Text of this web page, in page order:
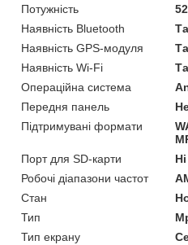
Потужність
Наявність Bluetooth
Наявність GPS-модуля
Наявність Wi-Fi
Операційна система
Передня панель
Підтримувані формати
Порт для SD-карти
Ні
Робочі діапазони частот
Стан
Тип
Тип екрану